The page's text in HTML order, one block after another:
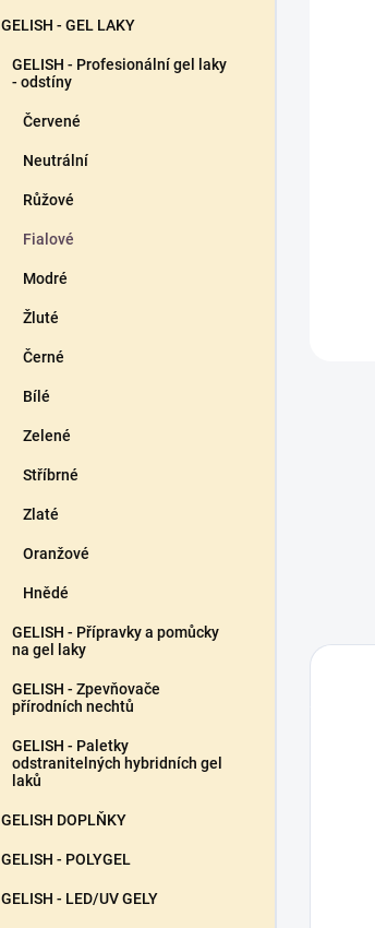
GELISH - GEL LAKY
GELISH - Profesionální gel laky
- odstíny
Červené
Neutrální
Růžové
Fialové
Modré
Žluté
Černé
Bílé
Zelené
Stříbrné
Zlaté
Oranžové
Hnědé
GELISH - Přípravky a pomůcky
na gel laky
GELISH - Zpevňovače
přírodních nechtů
GELISH - Paletky
odstranitelných hybridních gel
laků
GELISH DOPLŇKY
GELISH - POLYGEL
GELISH - LED/UV GELY